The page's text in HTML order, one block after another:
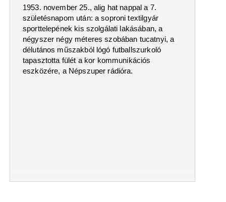
1953. november 25., alig hat nappal a 7.
születésnapom után: a soproni textilgyár
sporttelepének kis szolgálati lakásában, a
négyszer négy méteres szobában tucatnyi, a
délutános műszakból lógó futballszurkoló
tapasztotta fülét a kor kommunikációs
eszközére, a Népszuper rádióra.